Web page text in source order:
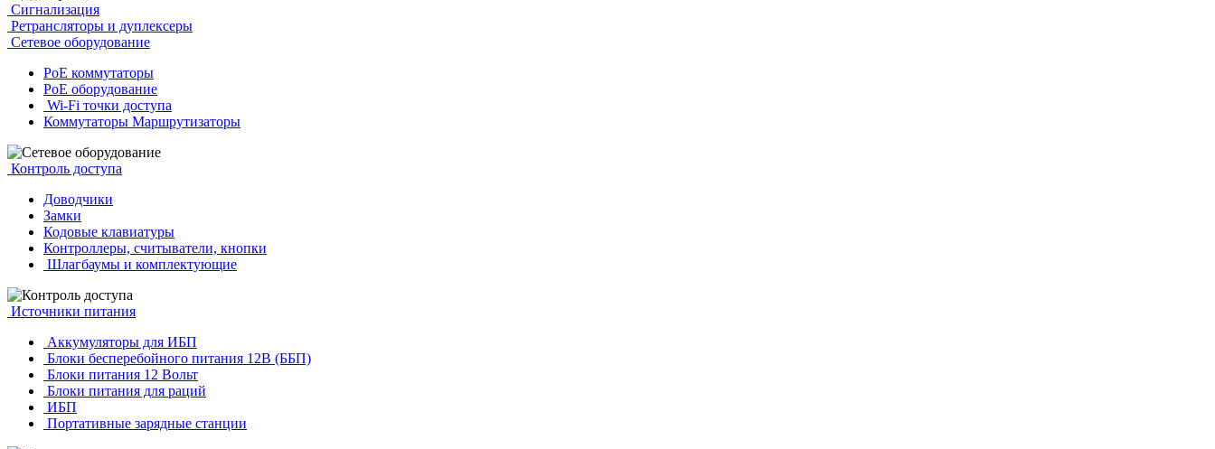
Сигнализация
Ретрансляторы и дуплексеры
Сетевое оборудование
PoE коммутаторы
PoE оборудование
Wi-Fi точки доступа
Коммутаторы Маршрутизаторы
Контроль доступа
Доводчики
Замки
Кодовые клавиатуры
Контроллеры, считыватели, кнопки
Шлагбаумы и комплектующие
Источники питания
Аккумуляторы для ИБП
Блоки бесперебойного питания 12В (ББП)
Блоки питания 12 Вольт
Блоки питания для раций
ИБП
Портативные зарядные станции